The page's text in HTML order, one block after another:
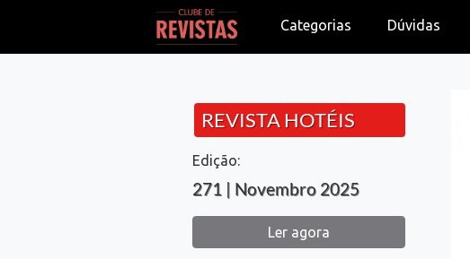
Categorias Dúvidas
REVISTA HOTÉIS
Edição:
271 | Novembro 2025
Ler agora